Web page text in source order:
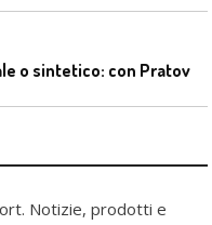
Notizie, prodotti e